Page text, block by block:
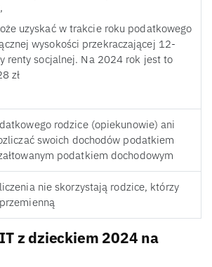
uzyskać w trakcie roku podatkowego
wysokości przekraczającej 12-
renty socjalnej. Na 2024 rok jest to
zł
rodzice (opiekunowie) ani
swoich dochodów podatkiem
podatkiem dochodowym
nie skorzystają rodzice, którzy
z dzieckiem 2024 na